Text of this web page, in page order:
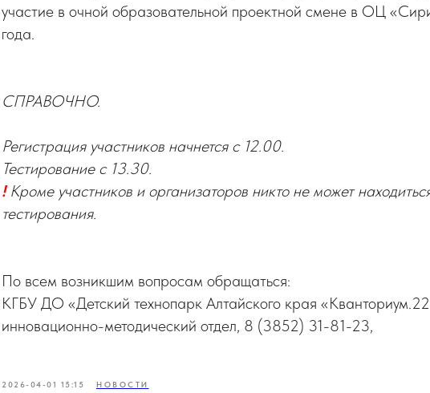
участие в очной образовательной проектной смене в ОЦ
года.
СПРАВОЧНО.
Регистрация участников начнется с 12.00.
Тестирование с 13.30.
!Кроме участников и организаторов никто не может
тестирования.
По всем возникшим вопросам обращаться:
КГБУ ДО «Детский технопарк Алтайского края
инновационно-методический отдел, 8 (3852) 31-81-23,
2026-04-01 15:15 НОВОСТИ